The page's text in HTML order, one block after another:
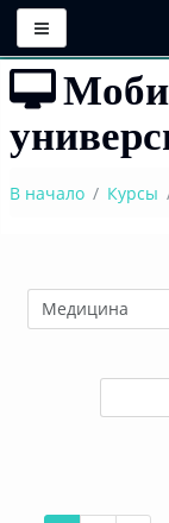
Перейти
содержанию
Боковая панель
В начало Курсы